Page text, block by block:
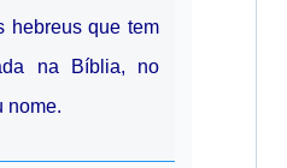
hebreus que tem
na Bíblia, no
nome.